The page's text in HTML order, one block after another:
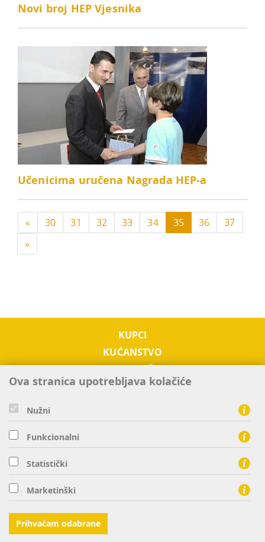
Novi broj HEP Vjesnika
Učenicima uručena Nagrada HEP-a
« 30 31 32 33 34 35 36
37
»
KUPCI
KUĆANSTVO
PODUZETNIŠTVO
OTKUP
TRŽIŠTE EL. ENERGIJE
HEP ELEKTRA d.o.o. - član HEP grupe, Ulica grada Vukovara 37
10000 Zagreb
tel: 0800 300 303, fax: 01 63 21 440
Ova stranica upotrebljava kolačiće
Nužni
Funkcionalni
Statistički
Marketinški
Prihvaćam odabrane